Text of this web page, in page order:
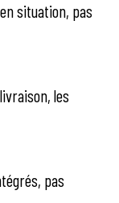
situation, pas
les
pas